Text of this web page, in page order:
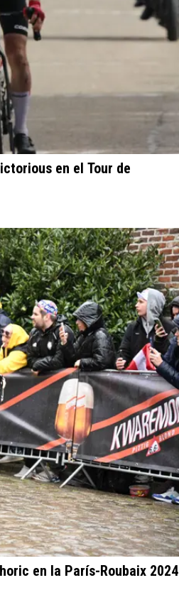
en el Tour de
en la París-Roubaix 2024